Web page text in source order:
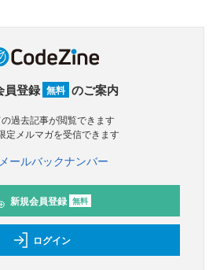
員登録 無料 のご案内
の過去記事が閲覧できます
定メルマガを受信できます
メールバックナンバー
新規会員登録 無料
ログイン